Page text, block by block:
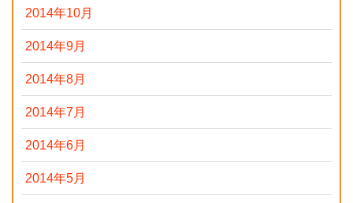
2014年10月
2014年9月
2014年8月
2014年7月
2014年6月
2014年5月